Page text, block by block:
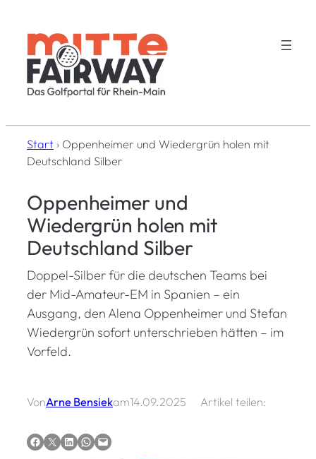
Inhalt
springen
Start › Oppenheimer und Wiedergrün holen mit
Deutschland Silber
Oppenheimer und
Wiedergrün holen mit
Deutschland Silber
Doppel-Silber für die deutschen Teams bei
der Mid-Amateur-EM in Spanien – ein
Ausgang, den Alena Oppenheimer und Stefan
Wiedergrün sofort unterschrieben hätten – im
Vorfeld.
VonArne Bensiekam14.09.2025 Artikel teilen:
Auf Facebook teilenAuf X teilenAuf LinkedIn teilenVia WhatsApp teilenVia E-Mail teilen